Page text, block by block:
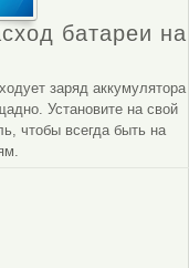
батареи на
заряд аккумулятора
Установите на свой
чтобы всегда быть на